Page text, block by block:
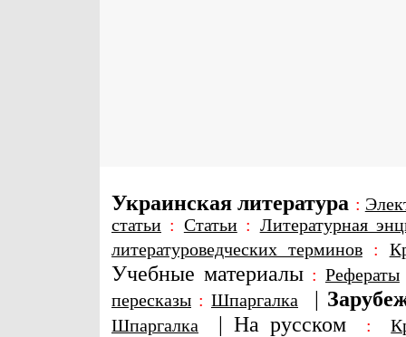
Украинская литература :
статьи : Статьи: Литературная
литературоведческих терминов:
Учебные материалы : Рефераты
пересказы : Шпаргалка |
Шпаргалка | На русском :